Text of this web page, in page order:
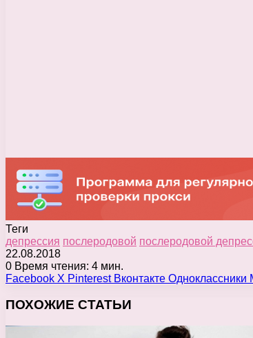
Теги
депрессия послеродовой послеродовой
22.08.2018
0 Время чтения: 4 мин.
Facebook X Pinterest Вконтакте Одноклассники
ПОХОЖИЕ СТАТЬИ